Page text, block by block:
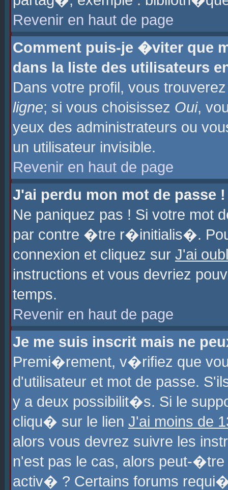
Revenir en haut de page
Comment puis-je �viter que
dans la liste des utilisateurs
Dans votre profil, vous
ligne; si vous choisissez Oui,
yeux des administrateurs ou
un utilisateur invisible.
Revenir en haut de page
J'ai perdu mon mot de passe !
Ne paniquez pas ! Si votre
par contre �tre r�initialis�.
connexion et cliquez sur J'ai
instructions et vous devriez
temps.
Revenir en haut de page
Je me suis inscrit mais ne
Premi�rement, v�rifiez que
d'utilisateur et mot de passe.
y a deux possibilit�s. Si le
cliqu� sur le lien J'ai moins de
alors vous devrez suivre les
n'est pas le cas, alors peut-
activ� ? Certains forums